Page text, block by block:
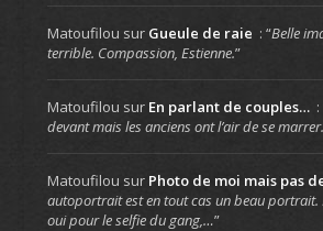
Matoufilou sur Gueule de raie : “Belle
terrible. Compassion, Estienne.”
Matoufilou sur En parlant de couples… :
devant mais les anciens ont l’air de se marrer.
Matoufilou sur Photo de moi mais pas
autoportrait est en tout cas un beau portrait.
oui pour le selfie du gang,…”